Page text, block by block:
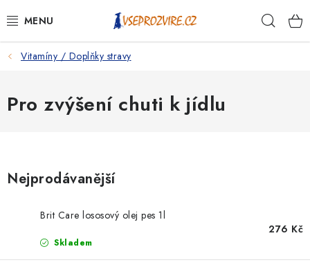
na
PSI
KOČKY
NA NEMOCI
Vitamíny / Doplňky stravy
Pro zvýšení chuti k jídlu
Nejprodávanější
Brit Care lososový olej pes 1l
Skladem
276 Kč